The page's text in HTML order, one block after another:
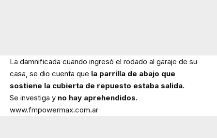
La damnificada cuando ingresó el rodado al garaje de su
casa, se dio cuenta que la parrilla de abajo que
sostiene la cubierta de repuesto estaba salida.
Se investiga y no hay aprehendidos.
www.fmpowermax.com.ar